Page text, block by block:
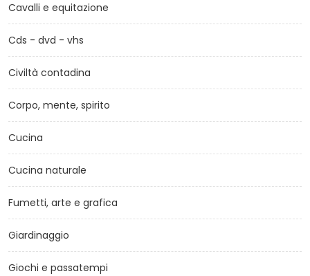
Cavalli e equitazione
Cds - dvd - vhs
Civiltà contadina
Corpo, mente, spirito
Cucina
Cucina naturale
Fumetti, arte e grafica
Giardinaggio
Giochi e passatempi